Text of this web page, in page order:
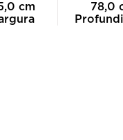
cm
78,0